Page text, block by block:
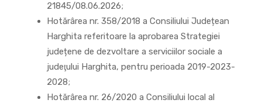
21845/08.06.2026;
Hotărârea nr. 358/2018 a Consiliului Județean
Harghita referitoare la aprobarea Strategiei
județene de dezvoltare a serviciilor sociale a
judeţului Harghita, pentru perioada 2019-2023-
2028;
Hotărârea nr. 26/2020 a Consiliului local al